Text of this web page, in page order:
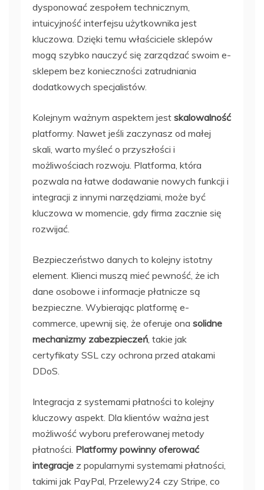
dysponować zespołem technicznym,
intuicyjność interfejsu użytkownika jest
kluczowa. Dzięki temu właściciele sklepów
mogą szybko nauczyć się zarządzać swoim e-
sklepem bez konieczności zatrudniania
dodatkowych specjalistów.
Kolejnym ważnym aspektem jest skalowalność
platformy. Nawet jeśli zaczynasz od małej
skali, warto myśleć o przyszłości i
możliwościach rozwoju. Platforma, która
pozwala na łatwe dodawanie nowych funkcji i
integracji z innymi narzędziami, może być
kluczowa w momencie, gdy firma zacznie się
rozwijać.
Bezpieczeństwo danych to kolejny istotny
element. Klienci muszą mieć pewność, że ich
dane osobowe i informacje płatnicze są
bezpieczne. Wybierając platformę e-
commerce, upewnij się, że oferuje ona solidne
mechanizmy zabezpieczeń , takie jak
certyfikaty SSL czy ochrona przed atakami
DDoS.
Integracja z systemami płatności to kolejny
kluczowy aspekt. Dla klientów ważna jest
możliwość wyboru preferowanej metody
płatności. Platformy powinny oferować
integracje z popularnymi systemami płatności,
takimi jak PayPal, Przelewy24 czy Stripe, co